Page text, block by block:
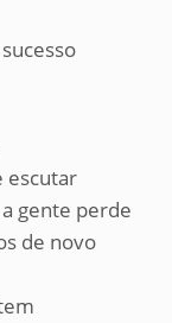
escutar
gente perde
de novo